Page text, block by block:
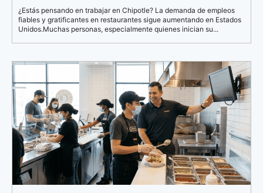
¿Estás pensando en trabajar en Chipotle? La demanda de empleos
fiables y gratificantes en restaurantes sigue aumentando en Estados
Unidos.Muchas personas, especialmente quienes inician su...